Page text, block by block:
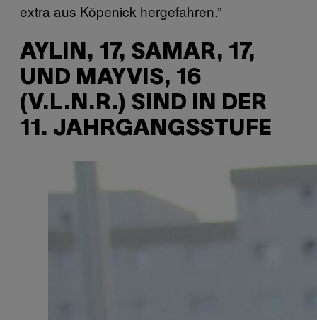
extra aus Köpenick hergefahren.”
AYLIN, 17, SAMAR, 17,
UND MAYVIS, 16
(V.L.N.R.) SIND IN DER
11. JAHRGANGSSTUFE